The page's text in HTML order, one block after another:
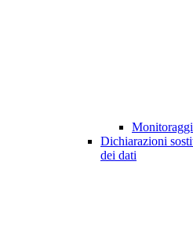
Dichiarazioni
dei dati